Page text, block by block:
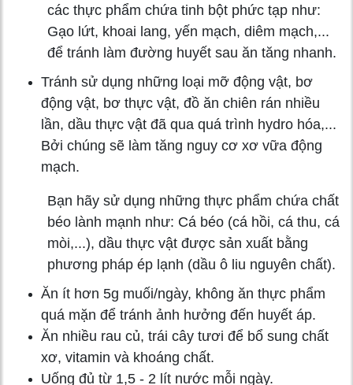
các thực phẩm chứa tinh bột phức tạp như:
Gạo lứt, khoai lang, yến mạch, diêm mạch,...
để tránh làm đường huyết sau ăn tăng nhanh.
Tránh sử dụng những loại mỡ động vật, bơ
động vật, bơ thực vật, đồ ăn chiên rán nhiều
lần, dầu thực vật đã qua quá trình hydro hóa,...
Bởi chúng sẽ làm tăng nguy cơ xơ vữa động
mạch.
Bạn hãy sử dụng những thực phẩm chứa chất
béo lành mạnh như: Cá béo (cá hồi, cá thu, cá
mòi,...), dầu thực vật được sản xuất bằng
phương pháp ép lạnh (dầu ô liu nguyên chất).
Ăn ít hơn 5g muối/ngày, không ăn thực phẩm
quá mặn để tránh ảnh hưởng đến huyết áp.
Ăn nhiều rau củ, trái cây tươi để bổ sung chất
xơ, vitamin và khoáng chất.
Uống đủ từ 1,5 - 2 lít nước mỗi ngày.